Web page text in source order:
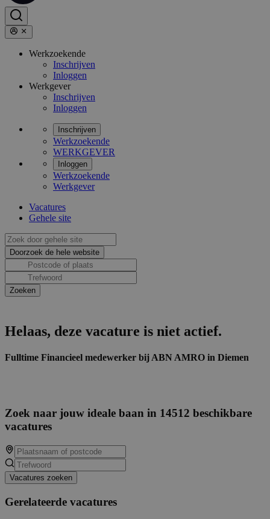
Werkzoekende
Inschrijven
Inloggen
Werkgever
Inschrijven
Inloggen
Inschrijven
Werkzoekende
WERKGEVER
Inloggen
Werkzoekende
Werkgever
Vacatures
Gehele site
Helaas, deze vacature is niet actief.
Fulltime Financieel medewerker bij ABN AMRO in Diemen
Zoek naar jouw ideale baan in 14512 beschikbare
vacatures
Vacatures zoeken
Gerelateerde vacatures